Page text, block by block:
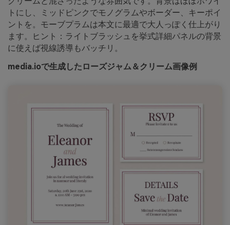
トにし、ミッドピンクでモノグラムやボーダー、キーポイ
ントを。モーブプラムは本文に最適で大人っぽく仕上がり
ます。ヒント：ライトブラッシュを挙式詳細パネルの背景
に使えば視線誘導もバッチリ。
media.ioで生成したローズジャム＆クリーム画像例